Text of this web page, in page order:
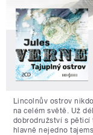
Lincolnův ostrov
na celém světě. Už
dobrodružství s pěticí
hlavně nejedno